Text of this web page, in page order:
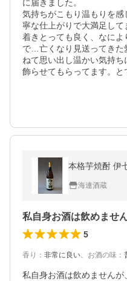
に届きました。
気持ちがこもり温もりを
寧な仕上がりで大満足し
着きとっても良く、なによ
で…亡くなり見送ってきた
ねて思い出し温かい気持
飾らせてもらってます。と
本格芋焼酎 伊
海連酒蔵
5
香り ： 非常に良い、 お酒の味 ：
私自身お酒は飲めません